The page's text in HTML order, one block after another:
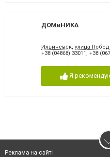
ДОМиНИКА
Ильичевск, улица
+38 (04868) 33011 , +38
Я
Реклама на сайті